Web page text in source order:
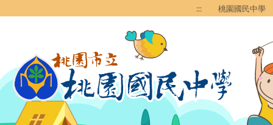
::: 桃園國民中學